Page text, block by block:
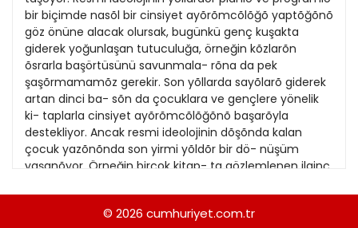
Siyaset Eki
Sürdürülebilir yaşam
Turizm Eki
Yerel Yönetimler
1985
1984
1983
1982
1981
1980
26
27
28
29
30
31
18
19
20
bir biçimde nasõl bir cinsiyet ayõrõmcõlõğõ yaptõğõnõ
göz önüne alacak olursak, bugünkü genç kuşakta
giderek yoğunlaşan tutuculuğa, örneğin kõzlarõn
õsrarla başörtüsünü savunmala- rõna da pek
şaşõrmamamõz gerekir. Son yõllarda sayõlarõ giderek
artan dinci ba- sõn da çocuklara ve gençlere yönelik
ki- taplarla cinsiyet ayõrõmcõlõğõnõ başarõyla
destekliyor. Ancak resmi ideolojinin dõşõnda kalan
çocuk yazõnõnda son yirmi yõldõr bir dö- nüşüm
yaşanõyor. Örneğin birçok kitap- ta gözlemlenen ilginç
yet- mişli yõllarda yazõlan çocuk kitaplarõnda
başkişiler hep erkek çocukken, bunun değişmeye
© 2026 cumhuriyet.com.tr